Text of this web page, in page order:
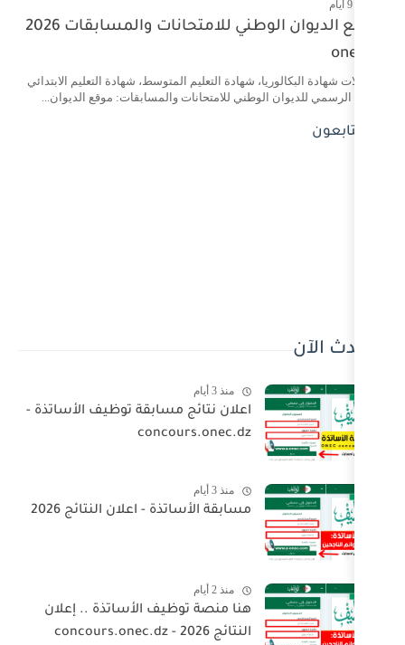
مواقع الديوان الوطني للامتحانات والمسابقات 2026
شهادة التعليم المتوسط، شهادة التعليم الابتدائي
للامتحانات والمسابقات: موقع الديوان...
اعلان نتائج مسابقة توظيف الأساتذة -
concours.onec.dz
مسابقة الأساتذة - اعلان النتائج 2026
هنا منصة توظيف الأساتذة .. إعلان
النتائج 2026 - concours.onec.dz